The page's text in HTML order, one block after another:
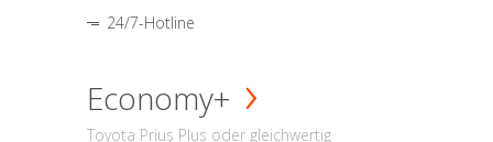
24/7-Hotline
Economy+
Toyota Prius Plus oder gleichwertig